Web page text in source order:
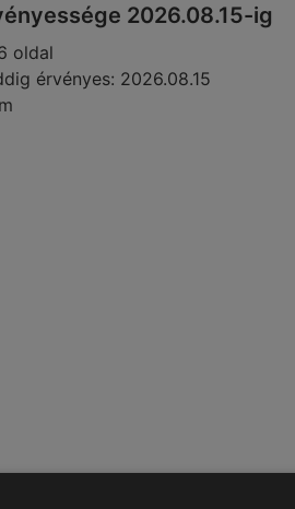
2026.08.15-ig
oldal
érvényes: 2026.08.15